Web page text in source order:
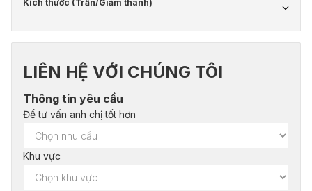
Kích thước (Trần/Giảm thanh)
LIÊN HỆ VỚI CHÚNG TÔI
Thông tin yêu cầu
Để tư vấn anh chị tốt hơn
Khu vực